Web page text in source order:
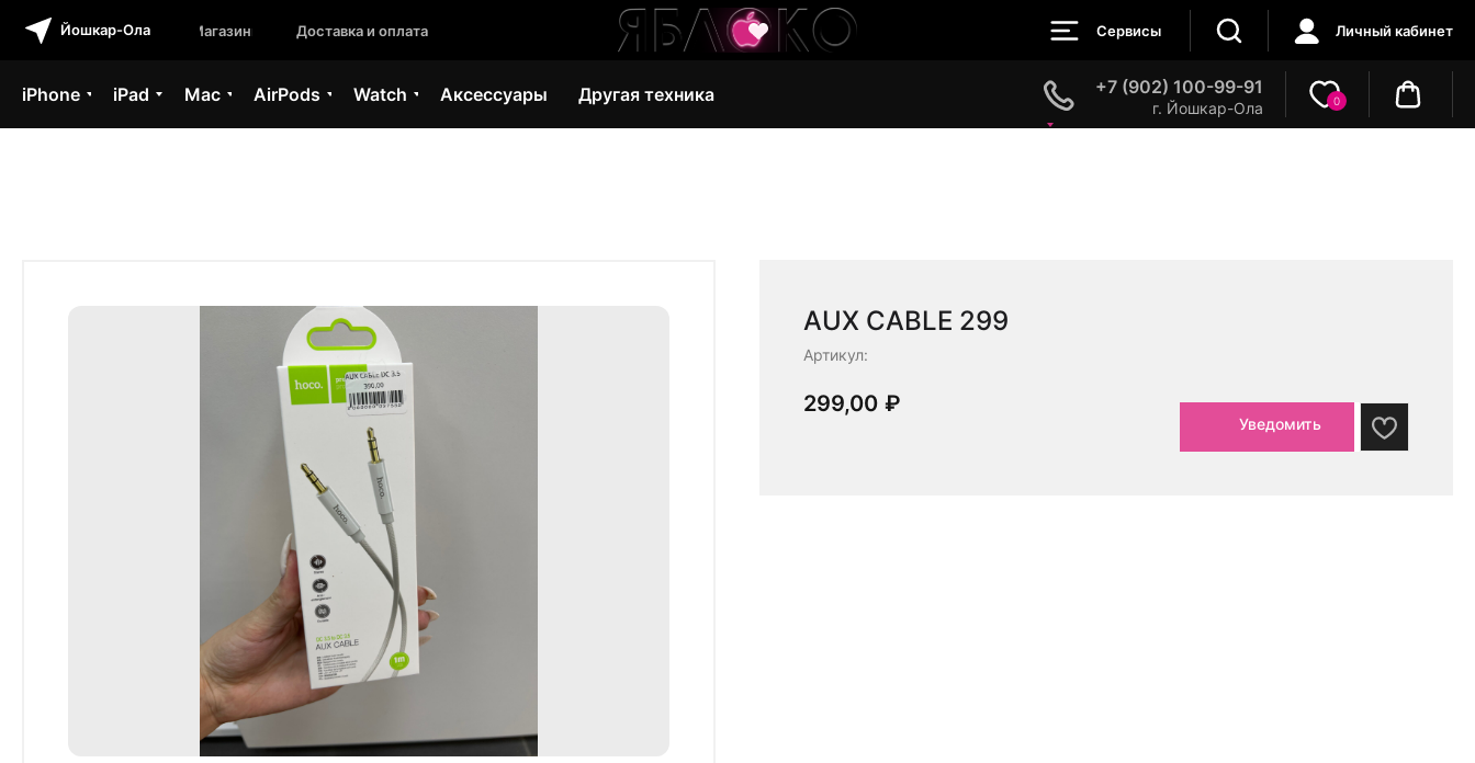
Магазины Доставка и оплата
Йошкар-Ола Сервисы Личный кабинет
iPhone iPad Mac AirPods Watch Аксессуары
г. Йошкар-Ола
Другая техника +7 (902) 100-99-91
0
AUX CABLE 299
Артикул:
299,00 ₽
Уведомить